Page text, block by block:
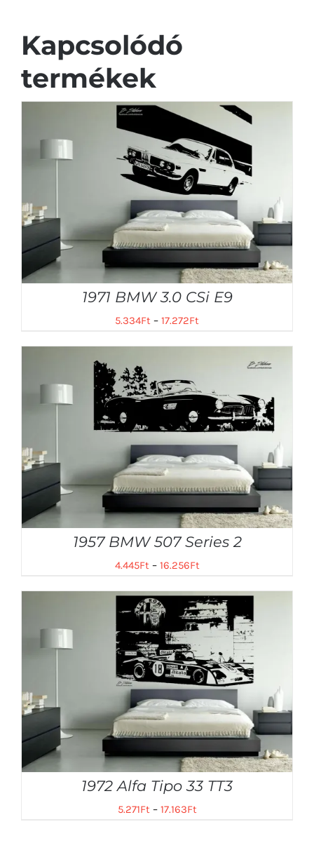
Kapcsolódó
termékek
1971 BMW 3.0 CSi E9
5.334Ft – 17.272Ft
1957 BMW 507 Series 2
4.445Ft– 16.256Ft
1972 Alfa Tipo 33 TT3
5.271Ft– 17.163Ft